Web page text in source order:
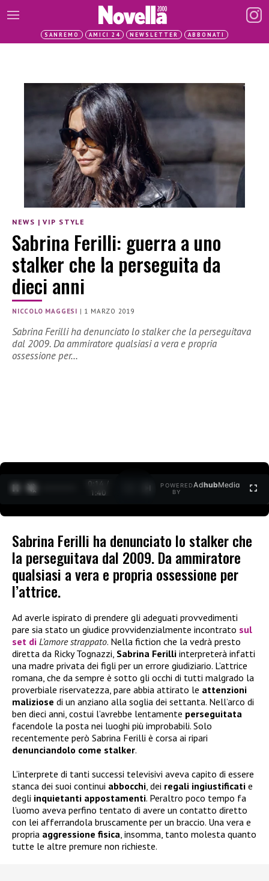
SANREMO AMICI 24 NEWSLETTER ABBONATI
NEWS |VIP STYLE
Sabrina Ferilli: guerra a uno
stalker che la perseguita da
dieci anni
NICCOLO MAGGESI | 1 MARZO 2019
Sabrina Ferilli ha denunciato lo stalker che la perseguitava
dal 2009. Da ammiratore qualsiasi a vera e propria
ossessione per…
0:15 /
1:40
POWERED
BY
AdhubMedia
Sabrina Ferilli ha denunciato lo stalker che
la perseguitava dal 2009. Da ammiratore
qualsiasi a vera e propria ossessione per
l’attrice.
Ad averle ispirato di prendere gli adeguati provvedimenti
pare sia stato un giudice provvidenzialmente incontrato sul
set di L’amore strappato. Nella fiction che la vedrà presto
diretta da Ricky Tognazzi, Sabrina Ferilli interpreterà infatti
una madre privata dei figli per un errore giudiziario. L’attrice
romana, che da sempre è sotto gli occhi di tutti malgrado la
proverbiale riservatezza, pare abbia attirato le attenzioni
maliziose di un anziano alla soglia dei settanta. Nell’arco di
ben dieci anni, costui l’avrebbe lentamente perseguitata
facendole la posta nei luoghi più improbabili. Solo
recentemente però Sabrina Ferilli è corsa ai ripari
denunciandolo come stalker.
L’interprete di tanti successi televisivi aveva capito di essere
stanca dei suoi continui abbocchi, dei regali ingiustificati e
degli inquietanti appostamenti. Peraltro poco tempo fa
l’uomo aveva perfino tentato di avere un contatto diretto
con lei afferrandola bruscamente per un braccio. Una vera e
propria aggressione fisica, insomma, tanto molesta quanto
tutte le altre premure non richieste.